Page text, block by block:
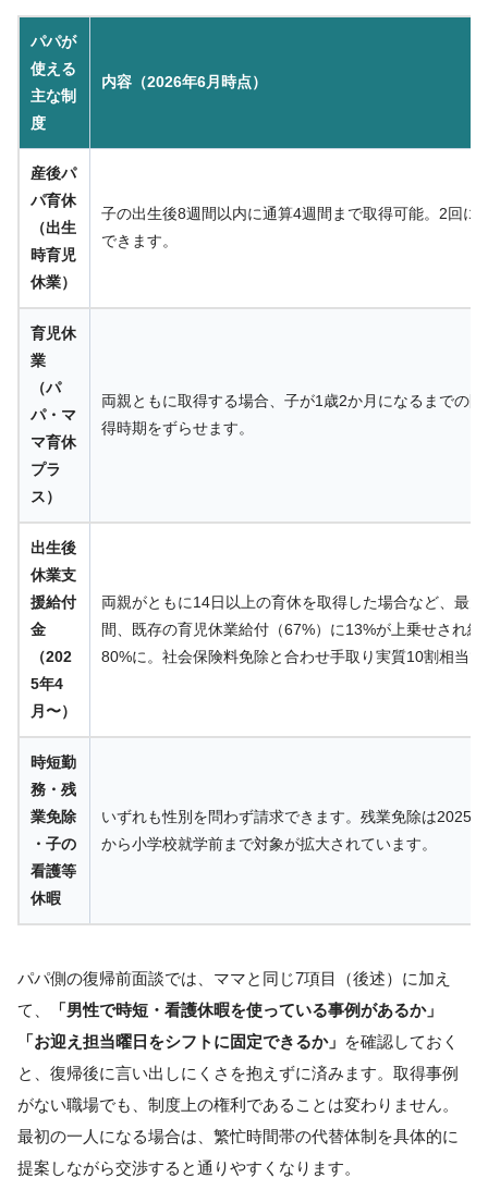
パパが
使える
主な制
度
内容（2026年6月時点）
産後パ
パ育休
（出生
時育児
休業）
子の出生後8週間以内に通算4週間まで取得可能。2回に
できます。
育児休
業
（パ
パ・マ
マ育休
プラ
ス）
両親ともに取得する場合、子が1歳2か月になるまでの間
得時期をずらせます。
出生後
休業支
援給付
金
（202
5年4
月〜）
両親がともに14日以上の育休を取得した場合など、最
間、既存の育児休業給付（67%）に13%が上乗せされ給
80%に。社会保険料免除と合わせ手取り実質10割相当で
時短勤
務・残
業免除
・子の
看護等
休暇
いずれも性別を問わず請求できます。残業免除は2025
から小学校就学前まで対象が拡大されています。
パパ側の復帰前面談では、ママと同じ7項目（後述）に加え
て、
「男性で時短・看護休暇を使っている事例があるか」
「お迎え担当曜日をシフトに固定できるか」 を確認しておく
と、復帰後に言い出しにくさを抱えずに済みます。取得事例
がない職場でも、制度上の権利であることは変わりません。
最初の一人になる場合は、繁忙時間帯の代替体制を具体的に
提案しながら交渉すると通りやすくなります。